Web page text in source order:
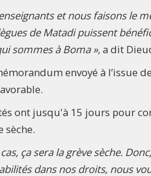
et nous faisons le
de Matadi puissent
sommes à Boma »,a dit
envoyé à l’issue
ont jusqu'à 15 jours pour
sèche.
ça sera la grève sèche.
dans nos droits, nous